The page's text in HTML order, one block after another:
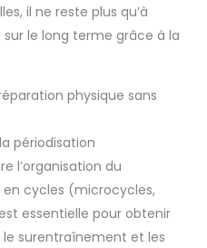
il ne reste plus qu’à
le long terme grâce à la
physique sans
périodisation
l’organisation du
cycles (microcycles,
essentielle pour obtenir
surentraînement et les